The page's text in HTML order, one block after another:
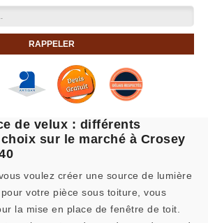
de velux : différents
sur le marché à Crosey
voulez créer une source de lumière
votre pièce sous toiture, vous
la mise en place de fenêtre de toit.